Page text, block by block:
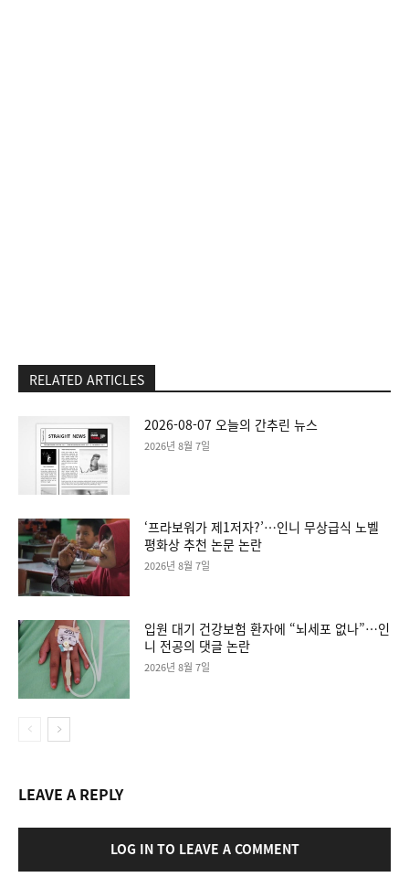
RELATED ARTICLES
2026-08-07 오늘의 간추린 뉴스
2026년 8월 7일
‘프라보워가 제1저자?’…인니 무상급식 노벨
평화상 추천 논문 논란
2026년 8월 7일
입원 대기 건강보험 환자에 “뇌세포 없나”…인
니 전공의 댓글 논란
2026년 8월 7일
LEAVE A REPLY
LOG IN TO LEAVE A COMMENT